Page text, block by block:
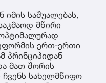
იმის საშუალებას,
მწირი
ერთ-ერთი
პრინციპიდან
მათ შორის
სახელმწიფო